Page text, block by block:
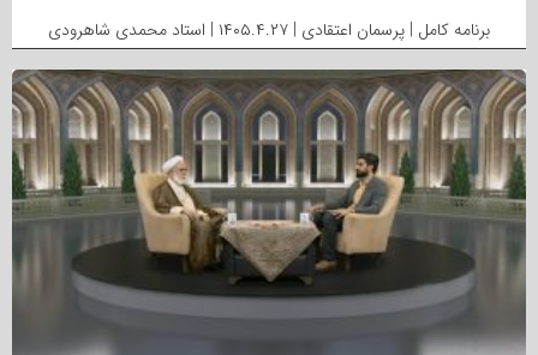
برنامه کامل | پرسمان اعتقادی | ۱۴۰۵.۴.۲۷ | استاد محمدی شاهرودی